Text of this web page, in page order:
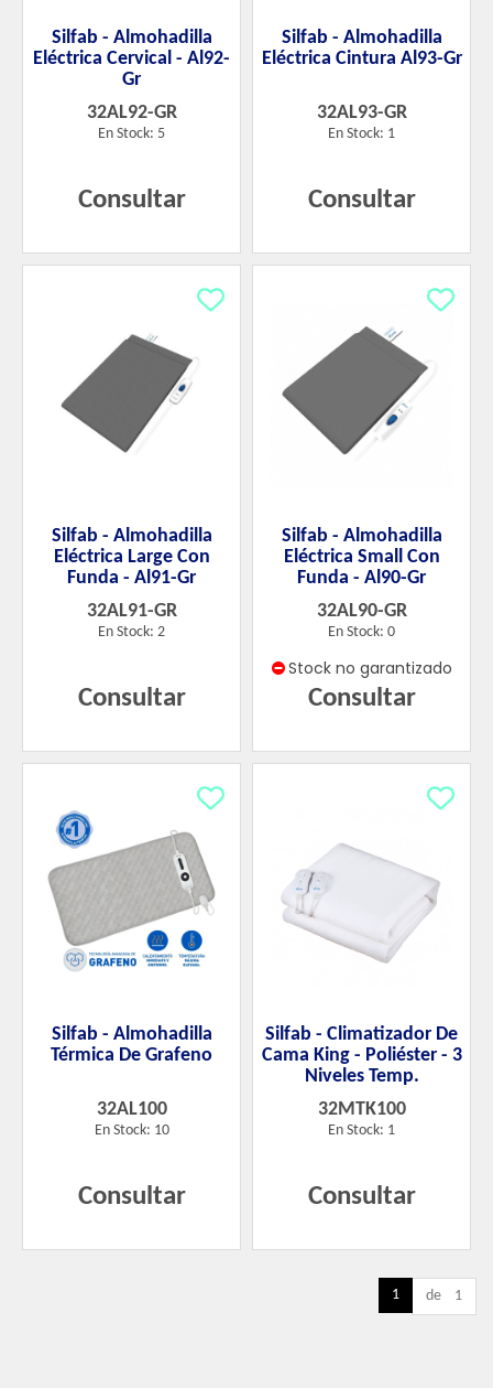
Silfab - Almohadilla
Eléctrica Cervical - Al92-
Gr
32AL92-GR
En Stock: 5
Consultar
Silfab - Almohadilla
Eléctrica Cintura Al93-Gr
32AL93-GR
En Stock: 1
Consultar
Silfab - Almohadilla
Eléctrica Large Con
Funda - Al91-Gr
32AL91-GR
En Stock: 2
Consultar
Silfab - Almohadilla
Eléctrica Small Con
Funda - Al90-Gr
32AL90-GR
En Stock: 0
Stock no garantizado
Consultar
Silfab - Almohadilla
Térmica De Grafeno
32AL100
En Stock: 10
Consultar
Silfab - Climatizador De
Cama King - Poliéster - 3
Niveles Temp.
32MTK100
En Stock: 1
Consultar
1 de 1